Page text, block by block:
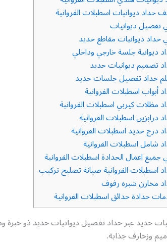
حداد ديوانيات اسطبلات الفروانية
تفصيل ديوانيات
حداد ديوانيات مقاطع حديد
ديوانية جلسة خارجي وداخلي
تصميم ديوانيات حديد
حداد تفصيل جلسات حديد
أبواب اسطبلات الفروانية
مظلات كيربي اسطبلات الفروانية
درابزين اسطبلات الفروانية
درج حديد اسطبلات الفروانية
شامل اسطبلات الفروانية
جميع اعمال الحدادة اسطبلات الفروانية
اسطبلات الفروانية صيانة تصليح تركيب
مخازن شبره رفوف
حدادة حدائق اسطبلات الفروانية
حديد عبر حداد تفصيل ديوانيات حديد ذو خبرة
وزخارف جذابة.